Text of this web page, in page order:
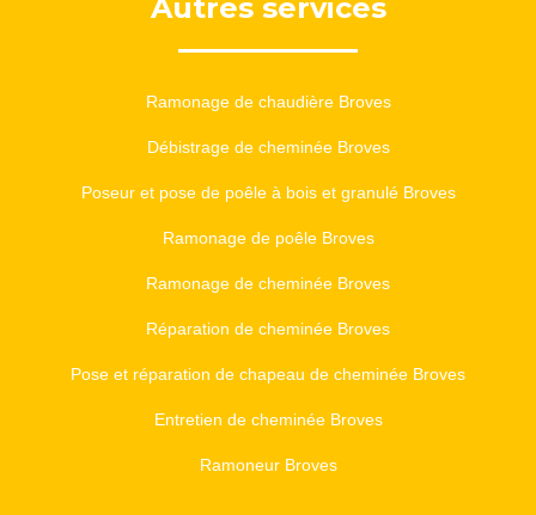
Autres services
Ramonage de chaudière Broves
Débistrage de cheminée Broves
Poseur et pose de poêle à bois et granulé Broves
Ramonage de poêle Broves
Ramonage de cheminée Broves
Réparation de cheminée Broves
Pose et réparation de chapeau de cheminée Broves
Entretien de cheminée Broves
Ramoneur Broves